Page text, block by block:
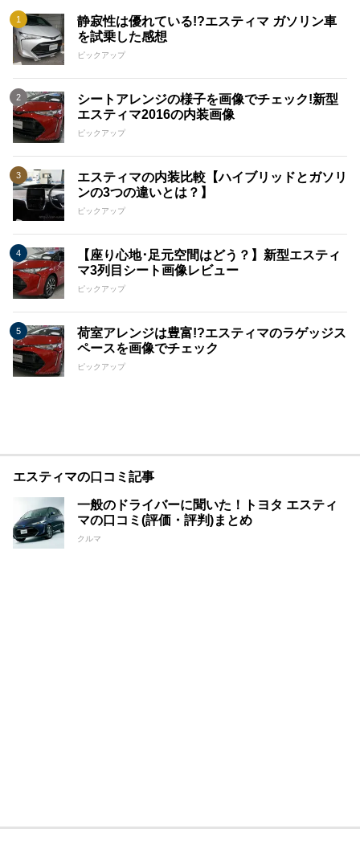
静寂性は優れている!?エスティマ ガソリン車
を試乗した感想
ピックアップ
シートアレンジの様子を画像でチェック!新型
エスティマ2016の内装画像
ピックアップ
エスティマの内装比較【ハイブリッドとガソリ
ンの3つの違いとは？】
ピックアップ
【座り心地･足元空間はどう？】新型エスティ
マ3列目シート画像レビュー
ピックアップ
荷室アレンジは豊富!?エスティマのラゲッジス
ペースを画像でチェック
ピックアップ
エスティマの口コミ記事
一般のドライバーに聞いた！トヨタ エスティ
マの口コミ(評価・評判)まとめ
クルマ